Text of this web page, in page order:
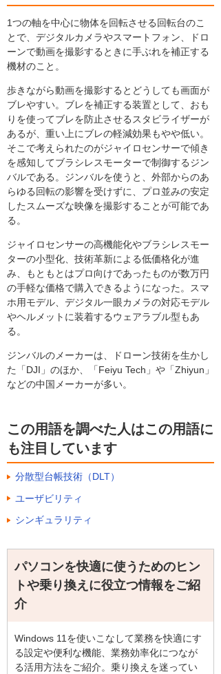
1つの軸を中心に物体を回転させる回転台のこ
とで、デジタルカメラやスマートフォン、ドロ
ーンで動画を撮影するときに手ぶれを補正する
機材のこと。
歩きながら動画を撮影するとどうしても画面が
ブレやすい。ブレを補正する装置として、おも
りを使ってブレを防止させるスタビライザーが
あるが、重い上にブレの軽減効果もやや低い。
そこで考えられたのがジャイロセンサーで傾き
を感知してブラシレスモーターで制御するジン
バルである。ジンバルを使うと、外部からのあ
らゆる回転の影響を受けずに、プロ並みの安定
したスムーズな映像を撮影することが可能であ
る。
ジャイロセンサーの高機能化やブラシレスモー
ターの小型化、技術革新による低価格化が進
み、もともとはプロ向けであったものが数万円
の手軽な価格で購入できるようになった。スマ
ホ用モデル、デジタル一眼カメラの対応モデル
やヘルメットに装着するウェアラブル型もあ
る。
ジンバルのメーカーは、ドローン技術を生かし
た「DJI」のほか、「Feiyu Tech」や「Zhiyun」
などの中国メーカーが多い。
この用語を調べた人はこの用語に
も注目しています
分散型台帳技術（DLT）
ユーザビリティ
シンギュラリティ
パソコンを快適に使うためのヒン
トや乗り換えに役立つ情報をご紹
介
Windows 11を使いこなして業務を快適にす
る設定や便利な機能、業務効率化につなが
る活用方法をご紹介。乗り換えを迷ってい